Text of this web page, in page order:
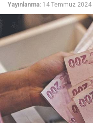
Yayınlanma: 14 Temmuz 2024